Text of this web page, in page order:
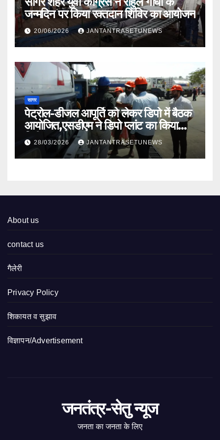
जन्मदिन पर किया रक्तदान शिविर का आयोजन
20/06/2026 JANTANTRASETUNEWS
सागर
पेट्रोल-डीजल आपूर्ति को लेकर डिपो में बैठक
आयोजित,एसडीएम ने डिपो प्लांट का किया
निरीक्षण
28/03/2026 JANTANTRASETUNEWS
About us
contact us
गैलेरी
Privacy Policy
शिकायत व सुझाव
विज्ञापन/Advertisement
जनतंत्र-सेतु न्यूज
जनता का जनता के लिए